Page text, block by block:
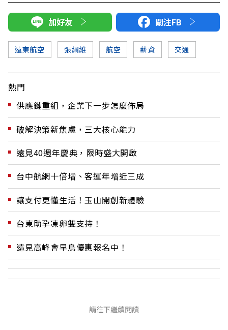
加好友 關注FB
遠東航空 張綱維 航空 薪資 交通
熱門
供應鏈重組，企業下一步怎麼佈局
破解決策新焦慮，三大核心能力
遠見40週年慶典，限時盛大開啟
台中航網十倍增、客運年增近三成
讓支付更懂生活！玉山開創新體驗
台東助孕凍卵雙支持！
遠見高峰會早鳥優惠報名中！
請往下繼續閱讀